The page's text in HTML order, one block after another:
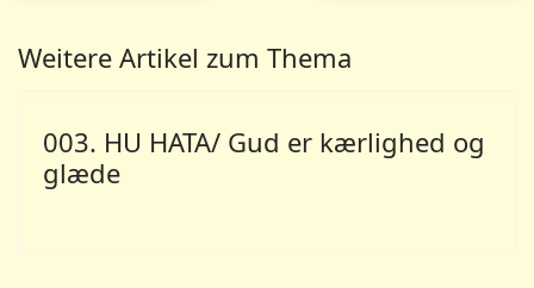
Weitere Artikel zum Thema
003. HU HATA/ Gud er kærlighed og
glæde